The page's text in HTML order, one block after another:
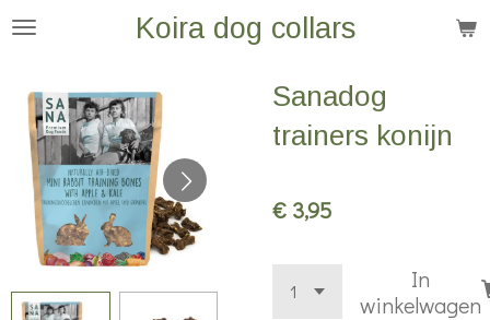
Ga
hoofdinhoud
Koira dog collars
Sanadog
trainers konijn
€ 3,95
In
winkelwagen